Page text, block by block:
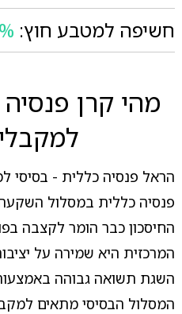
חשיפה למטבע חוץ:
מהי קרן
הראל פנסיה כללית - בסיסי
פנסיה כללית במסלול
החיסכון כבר הומר לקצבה
המרכזית היא שמירה על
השגת תשואה גבוהה באמצעות
המסלול הבסיסי מתאים